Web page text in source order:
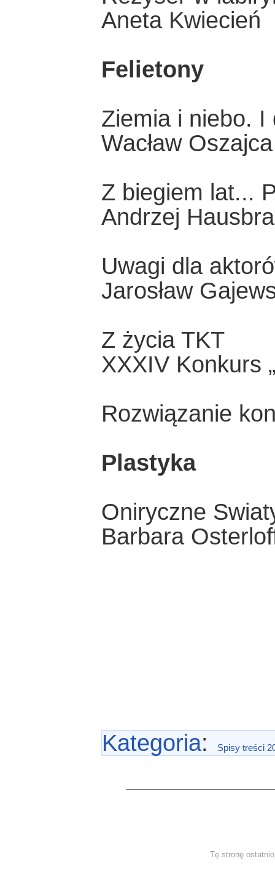
Aneta Kwiecień
Felietony
Ziemia i niebo. I
Wacław Oszajca
Z biegiem lat...
Andrzej
Uwagi dla
Jarosław
Z życia TKT
XXXIV Konkurs
Rozwiązanie
Plastyka
Oniryczne
Barbara
Kategoria: Spisy treści
Tę stronę